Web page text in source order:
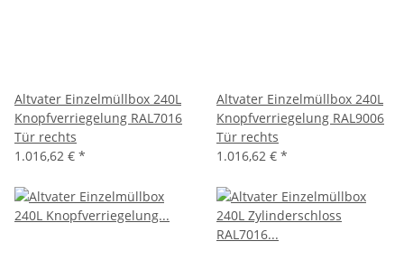
Altvater Einzelmüllbox 240L
Knopfverriegelung RAL7016
Tür rechts
1.016,62 € *
Altvater Einzelmüllbox 240L
Knopfverriegelung RAL9006
Tür rechts
1.016,62 € *